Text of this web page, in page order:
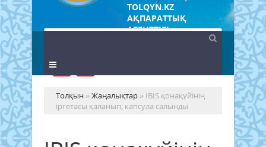
TOLQYN.KZ
АҚПАРАТТЫҚ
АГЕНТТІГІ
Толқын »Жаңалықтар » IBIS қонақүйінің
іргетасы қаланып, капсула салынды